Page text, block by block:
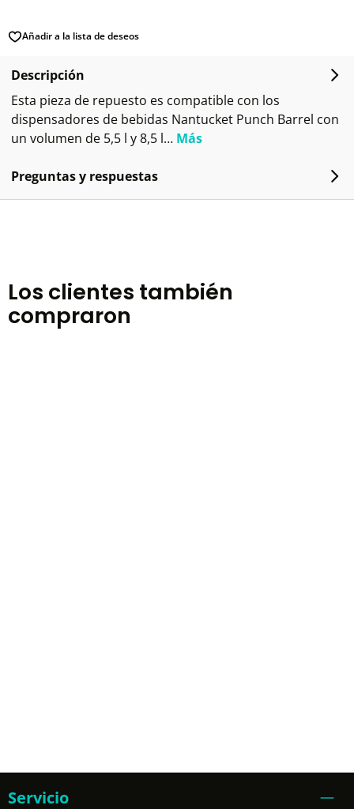
Añadir a la lista de deseos
Descripción
Esta pieza de repuesto es compatible con los
dispensadores de bebidas Nantucket Punch Barrel con
un volumen de 5,5 l y 8,5 l… Más
Preguntas y respuestas
Los clientes también
compraron
Servicio